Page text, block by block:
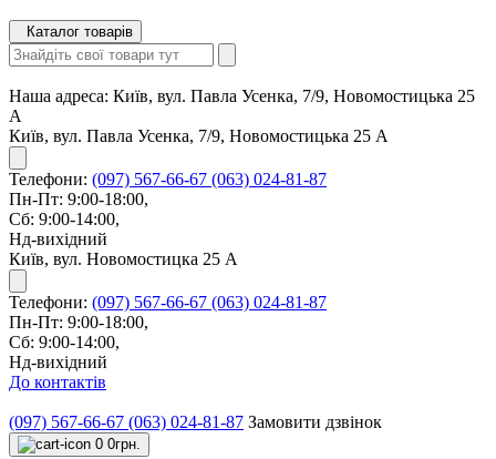
Каталог товарів
Наша адреса: Київ, вул. Павла Усенка, 7/9, Новомостицька 25
А
Київ, вул. Павла Усенка, 7/9, Новомостицька 25 А
Телефони: (097) 567-66-67 (063) 024-81-87
Пн-Пт: 9:00-18:00,
Сб: 9:00-14:00,
Нд-вихідний
Київ, вул. Новомостицка 25 А
Телефони: (097) 567-66-67 (063) 024-81-87
Пн-Пт: 9:00-18:00,
Сб: 9:00-14:00,
Нд-вихідний
До контактів
(097) 567-66-67 (063) 024-81-87 Замовити дзвінок
0 0грн.